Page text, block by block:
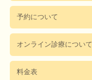
予約について
オンライン診療について
料金表